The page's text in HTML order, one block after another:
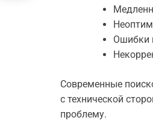
Ошибки
Современные
с технической
проблему.